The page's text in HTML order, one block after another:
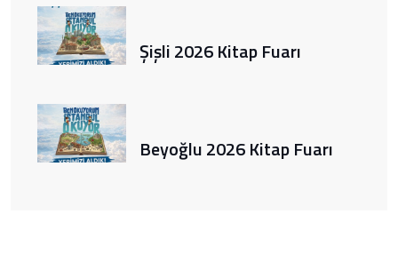
Şişli 2026 Kitap Fuarı
Beyoğlu 2026 Kitap Fuarı